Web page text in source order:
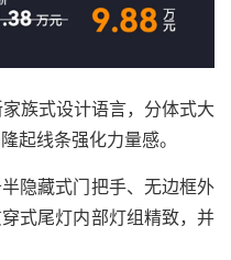
族式设计语言，分体式大
起线条强化力量感。
隐藏式门把手、无边框外
式尾灯内部灯组精致，并